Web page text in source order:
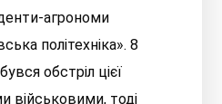
агрономи
політехніка». 8
обстріл цієї
військовими, тоді